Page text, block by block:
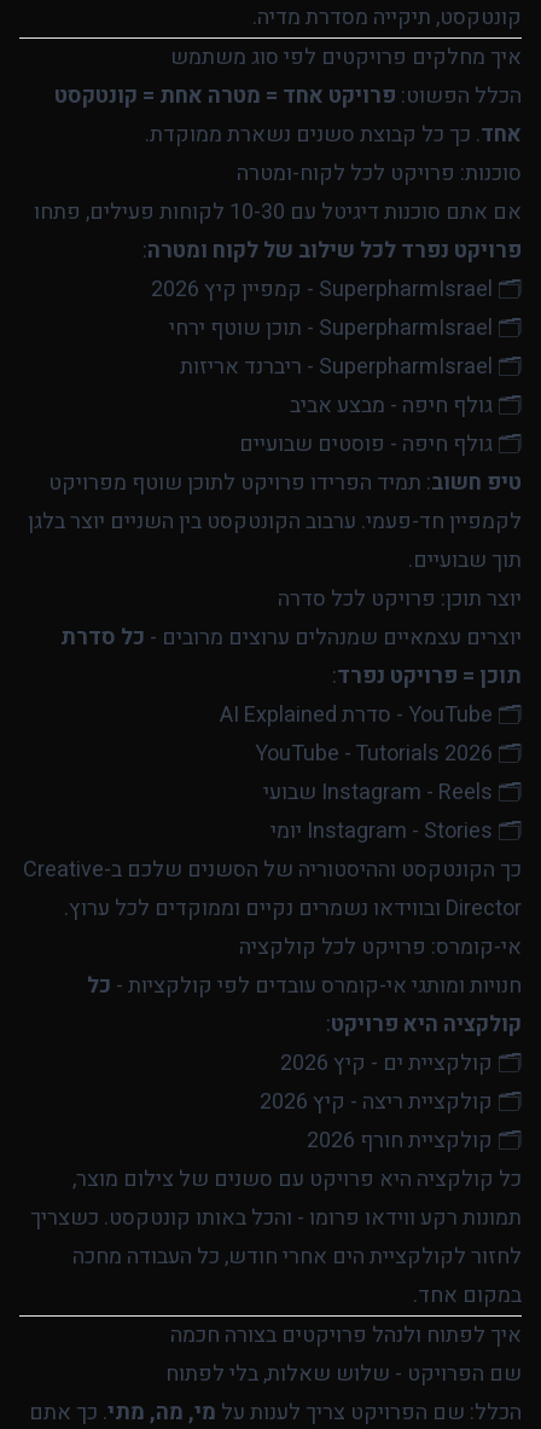
קונטקסט, תיקייה מסדרת מדיה.
איך מחלקים פרויקטים לפי סוג משתמש
הכלל הפשוט: פרויקט אחד = מטרה אחת = קונטקסט
אחד. כך כל קבוצת סשנים נשארת ממוקדת.
סוכנות: פרויקט לכל לקוח-ומטרה
אם אתם סוכנות דיגיטל עם 10-30 לקוחות פעילים, פתחו
פרויקט נפרד לכל שילוב של לקוח ומטרה:
🗂️ גולף חיפה - פוסטים שבועיים
טיפ חשוב: תמיד הפרידו פרויקט לתוכן שוטף מפרויקט
לקמפיין חד-פעמי. ערבוב הקונטקסט בין השניים יוצר בלגן
תוך שבועיים.
יוצר תוכן: פרויקט לכל סדרה
יוצרים עצמאיים שמנהלים ערוצים מרובים - כל סדרת
תוכן = פרויקט נפרד:
🗂️ Instagram - Stories יומי
כך הקונטקסט וההיסטוריה של הסשנים שלכם ב-Creative
Director ובווידאו נשמרים נקיים וממוקדים לכל ערוץ.
אי-קומרס: פרויקט לכל קולקציה
חנויות ומותגי אי-קומרס עובדים לפי קולקציות - כל
קולקציה היא פרויקט:
🗂️ קולקציית חורף 2026
כל קולקציה היא פרויקט עם סשנים של צילום מוצר,
תמונות רקע ווידאו פרומו - והכל באותו קונטקסט. כשצריך
לחזור לקולקציית הים אחרי חודש, כל העבודה מחכה
במקום אחד.
איך לפתוח ולנהל פרויקטים בצורה חכמה
שם הפרויקט - שלוש שאלות, בלי לפתוח
הכלל: שם הפרויקט צריך לענות על מי, מה, מתי. כך אתם